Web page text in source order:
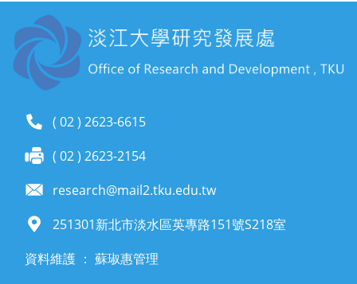
( 02 ) 2623-6615
( 02 ) 2623-2154
research@mail2.tku.edu.tw
251301新北市淡水區英專路151號S218室
資料維護 ： 蘇琡惠管理